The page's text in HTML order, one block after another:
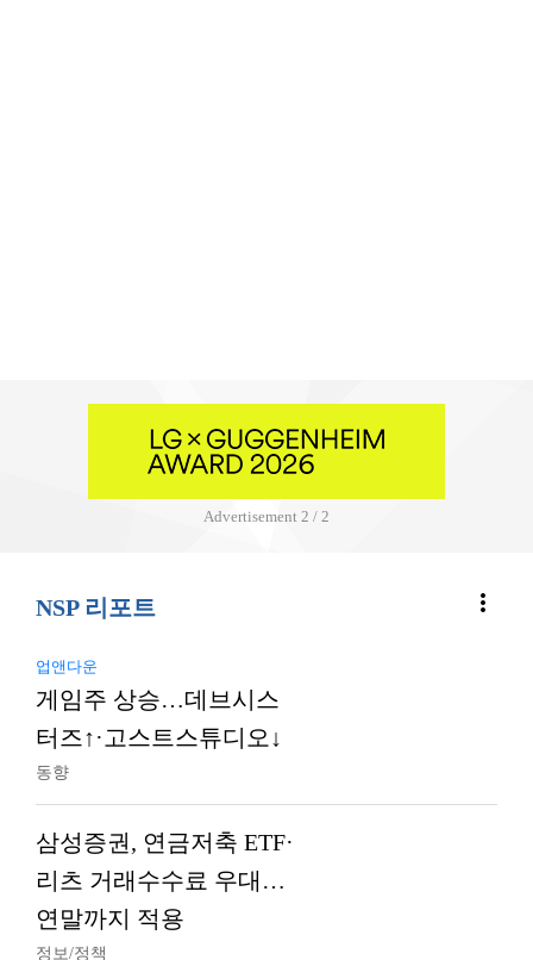
Advertisement 2 / 2
NSP 리포트 more_vert
업앤다운
게임주 상승…데브시스
터즈↑·고스트스튜디오↓
동향
삼성증권, 연금저축 ETF·
리츠 거래수수료 우대…
연말까지 적용
정보/정책